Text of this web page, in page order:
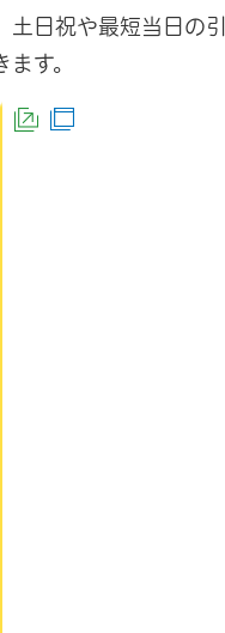
土日祝や最短当日の
す。
（外部サイトへリ